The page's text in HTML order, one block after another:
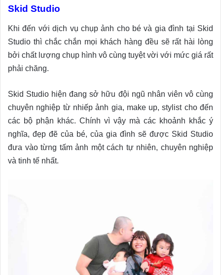
Skid Studio
Khi đến với dịch vụ chụp ảnh cho bé và gia đình tại Skid
Studio thì chắc chắn mọi khách hàng đều sẽ rất hài lòng
bởi chất lượng chụp hình vô cùng tuyệt vời với mức giá rất
phải chăng.
Skid Studio hiện đang sở hữu đội ngũ nhân viên vô cùng
chuyên nghiệp từ nhiếp ảnh gia, make up, stylist cho đến
các bộ phận khác. Chính vì vậy mà các khoảnh khắc ý
nghĩa, đẹp đẽ của bé, của gia đình sẽ được Skid Studio
đưa vào từng tấm ảnh một cách tự nhiên, chuyên nghiệp
và tinh tế nhất.